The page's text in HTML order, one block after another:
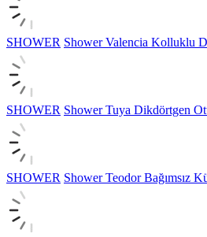
SHOWER Shower Valencia Kolluklu
SHOWER Shower Tuya Dikdörtgen
SHOWER Shower Teodor Bağımsız